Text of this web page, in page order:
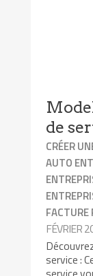
de
CRÉER
AUTO
FACTURE
FÉVRIER
service :